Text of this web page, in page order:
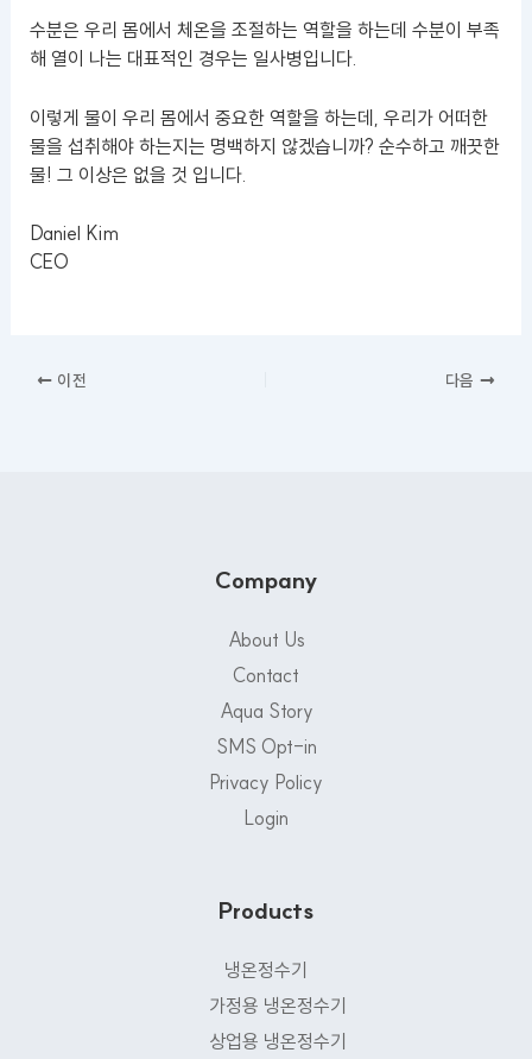
수분은 우리 몸에서 체온을 조절하는 역할을 하는데 수분이 부족
해 열이 나는 대표적인 경우는 일사병입니다.
이렇게 물이 우리 몸에서 중요한 역할을 하는데, 우리가 어떠한
물을 섭취해야 하는지는 명백하지 않겠습니까? 순수하고 깨끗한
물! 그 이상은 없을 것 입니다.
Daniel Kim
CEO
이전 다음
Company
About Us
Contact
Aqua Story
SMS Opt-in
Privacy Policy
Login
Products
냉온정수기
가정용 냉온정수기
상업용 냉온정수기